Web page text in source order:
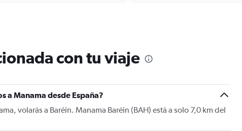
Y
flights.
0
con tu viaje
a Manama desde España?
volarás a Baréin. Manama Baréin (BAH) está a solo 7,0 km del